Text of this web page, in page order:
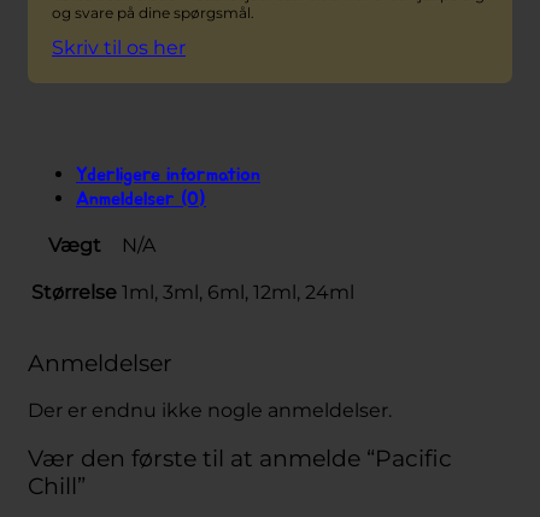
og svare på dine spørgsmål.
Skriv til os her
Yderligere information
Anmeldelser (0)
Vægt N/A
Størrelse 1ml, 3ml, 6ml, 12ml, 24ml
Anmeldelser
Der er endnu ikke nogle anmeldelser.
Vær den første til at anmelde “Pacific
Chill”